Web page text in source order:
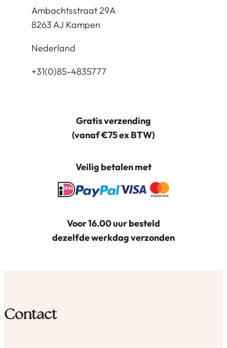
Ambachtsstraat 29A
8263 AJ Kampen
Nederland
+31(0)85-4835777
Gratis verzending
(vanaf €75 ex BTW)
Veilig betalen met
Voor 16.00 uur besteld
dezelfde werkdag verzonden
Contact